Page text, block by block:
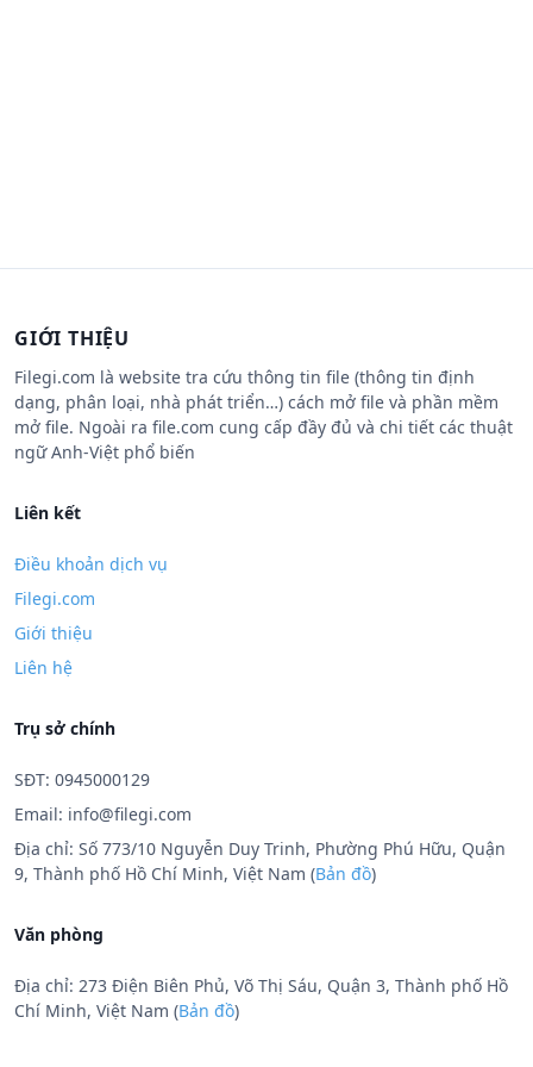
GIỚI THIỆU
Filegi.com là website tra cứu thông tin file (thông tin định
dạng, phân loại, nhà phát triển…) cách mở file và phần mềm
mở file. Ngoài ra file.com cung cấp đầy đủ và chi tiết các thuật
ngữ Anh-Việt phổ biến
Liên kết
Điều khoản dịch vụ
Filegi.com
Giới thiệu
Liên hệ
Trụ sở chính
SĐT: 0945000129
Email: info@filegi.com
Địa chỉ: Số 773/10 Nguyễn Duy Trinh, Phường Phú Hữu, Quận
9, Thành phố Hồ Chí Minh, Việt Nam (Bản đồ)
Văn phòng
Địa chỉ: 273 Điện Biên Phủ, Võ Thị Sáu, Quận 3, Thành phố Hồ
Chí Minh, Việt Nam (Bản đồ)